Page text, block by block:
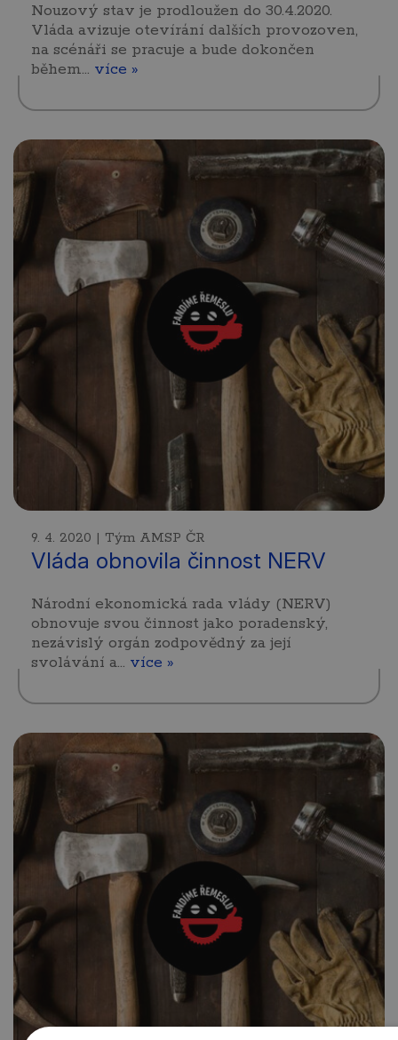
Nouzový stav je prodloužen do 30.4.2020.
Vláda avizuje otevírání dalších provozoven,
na scénáři se pracuje a bude dokončen
během… více »
9. 4. 2020 | Tým AMSP ČR
Vláda obnovila činnost NERV
Národní ekonomická rada vlády (NERV)
obnovuje svou činnost jako poradenský,
nezávislý orgán zodpovědný za její
svolávání a… více »